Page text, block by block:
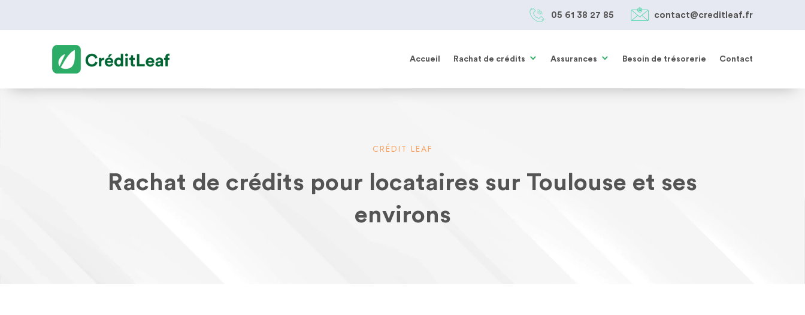
05 61 38 27 85 contact@creditleaf.fr
Accueil Rachat de crédits Assurances Besoin de trésorerie Contact
CRÉDIT LEAF
Rachat de crédits pour locataires sur Toulouse et ses
environs